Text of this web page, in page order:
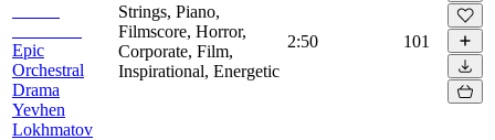
Epic
Orchestral
Drama
Yevhen
Lokhmatov
Strings, Piano,
Filmscore, Horror,
Corporate, Film,
Inspirational, Energetic
2:50 101